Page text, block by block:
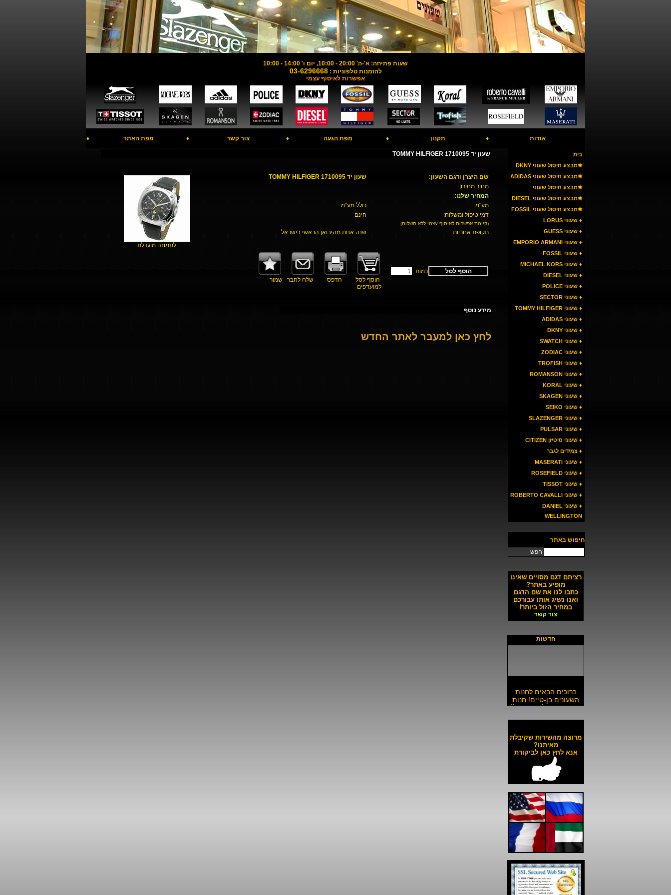
שעות פתיחה: א'-ה' 20:00 - 10:00, יום ו' 14:00 - 10:00
להזמנות טלפוניות :03-6296668
אפשרות לאיסוף עצמי
אודות ♦ תקנון ♦ מפת הגעה ♦ צור קשר ♦ מפת האתר ♦
בית
✬מבצע חיסול שעוני DKNY
✬מבצע חיסול שעוני ADIDAS
✬מבצע חיסול שעוני
ARMANI
✬מבצע חיסול שעוני DIESEL
✬מבצע חיסול שעוני FOSSIL
♦ שעוני LORUS
♦ שעוני GUESS
♦ שעוני EMPORIO ARMANI
♦ שעוני FOSSIL
♦ שעוני MICHAEL KORS
♦ שעוני DIESEL
♦ שעוני POLICE
♦ שעוני SECTOR
♦ שעוני TOMMY HILFIGER
♦ שעוני ADIDAS
♦ שעוני DKNY
♦ שעוני SWATCH
♦ שעוני ZODIAC
♦ שעוני TROFISH
♦ שעוני ROMANSON
♦ שעוני KORAL
♦ שעוני SKAGEN
♦ שעוני SEIKO
♦ שעוני SLAZENGER
♦ שעוני PULSAR
♦ שעוני סיטיזן CITIZEN
♦ צמידים לגבר
♦ שעוני MASERATI
♦ שעוני ROSEFIELD
♦ שעוני TISSOT
♦ שעוני ROBERTO CAVALLI
♦ שעוני DANIEL
WELLINGTON
חיפוש באתר
חפש
רציתם דגם מסויים שאינו
מופיע באתר?
כתבו לנו את שם הדגם
ואנו נשיג אותו עבורכם
במחיר הזול ביותר!
צור קשר
חדשות
_______
ברוכים הבאים לחנות
השעונים בן-טיים! חנות
השעונים הזולה בישראל!
באתר ולכל חלקי הארץ!
__________________
כל השעונים באתר עד 6
תשלומים ללא ריבית!
__________________
האתר מאובטח בהצפנת
SSL מתקדמת
מרוצה מהשירות שקיבלת
מאיתנו?
אנא לחץ כאן לביקורת
שעון יד TOMMY HILFIGER 1710095
שם היצרן ודגם השעון:
שעון יד TOMMY HILFIGER 1710095
מחיר מחירון:
המחיר שלנו:
מע"מ:
כולל מע"מ
דמי טיפול ומשלוח:
חינם
(קיימת אפשרות לאיסוף עצמי ללא תשלום)
תקופת אחריות: שנה אחת מהיבואן הראשי בישראל
הוסף לסל
כמות:
הוסף לסל
הדפס שלח לחבר שמור
למועדפים
לתמונה מוגדלת
מידע נוסף
לחץ כאן למעבר לאתר החדש